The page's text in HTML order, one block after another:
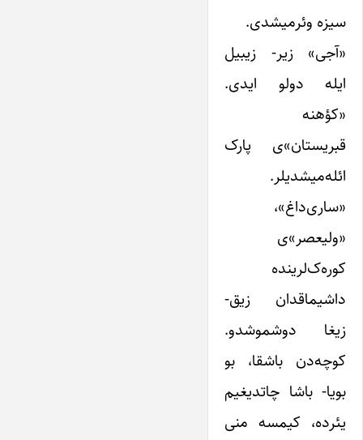
سیزه وئرمیشدی.
«آجی» زیر- زیبیل
ایله دولو ایدی.
«کؤهنه
قبریستان»ی پارک
ائله‌میشدیلر.
«ساری‌داغ»،
«ولیعصر»ی
کوره‌ک‌لرینده
داشیماقدان زیق-
زیغا دوشموشدو.
کوچه‌دن باشقا، بو
بویا- باشا چاتدیغیم
یئرده، کیمسه منی